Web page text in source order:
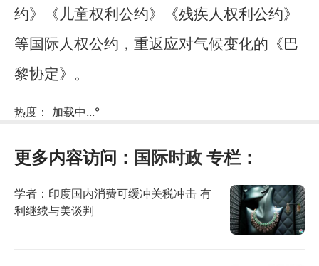
约》《儿童权利公约》《残疾人权利公约》
等国际人权公约，重返应对气候变化的《巴
黎协定》。
热度： 加载中...°
更多内容访问： 国际时政 专栏：
学者：印度国内消费可缓冲关税冲击 有
利继续与美谈判